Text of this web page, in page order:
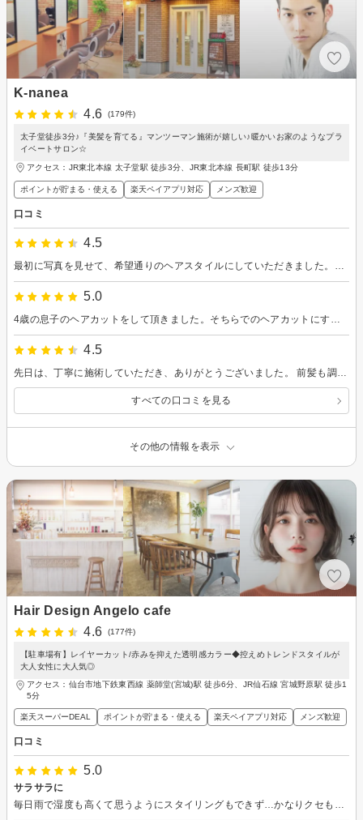
K-nanea
4.6
(179件)
太子堂徒歩3分♪『美髪を育てる』マンツーマン施術が嬉しい♪暖かいお家のようなプラ
イベートサロン☆
アクセス：JR東北本線 太子堂駅 徒歩3分、JR東北本線 長町駅 徒歩13分
ポイントが貯まる・使える 楽天ペイアプリ対応 メンズ歓迎
口コミ
4.5
最初に写真を見せて、希望通りのヘアスタイルにしていただきました。地域密接の美容院で女性のお客様が多かったですが、男性でも入りやすく、とても雰囲気の良い美容院でした。またお願いしたいと思います！
5.0
4歳の息子のヘアカットをして頂きました。そちらでのヘアカットにすっかり慣れたようで安心しています。いつもありがとうございます。またよろしくお願いします。
4.5
先日は、丁寧に施術していただき、ありがとうございました。 前髪も調整していただけて、嬉しいです。 またよろしくお願いいたします。
すべての口コミを見る
その他の情報を表示
Hair Design Angelo cafe
4.6
(177件)
【駐車場有】レイヤーカット/赤みを抑えた透明感カラー◆控えめトレンドスタイルが
大人女性に大人気◎
アクセス：仙台市地下鉄東西線 薬師堂(宮城)駅 徒歩6分、JR仙石線 宮城野原駅 徒歩1
5分
楽天スーパーDEAL ポイントが貯まる・使える 楽天ペイアプリ対応 メンズ歓迎
口コミ
5.0
サラサラに
毎日雨で湿度も高くて思うようにスタイリングもできず…かなりクセも強いゴワゴワの髪が、指通りも柔らかなサラサラの髪になりました。カラーも一緒にしていただき、希望通りで満足しています。